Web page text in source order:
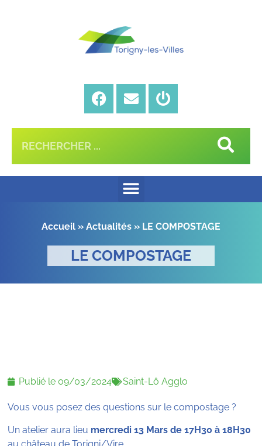
Accueil » Actualités » LE COMPOSTAGE
LE COMPOSTAGE
Publié le 09/03/2024 Saint-Lô Agglo
Vous vous posez des questions sur le compostage ?
Un atelier aura lieu mercredi 13 Mars de 17H30 à 18H30